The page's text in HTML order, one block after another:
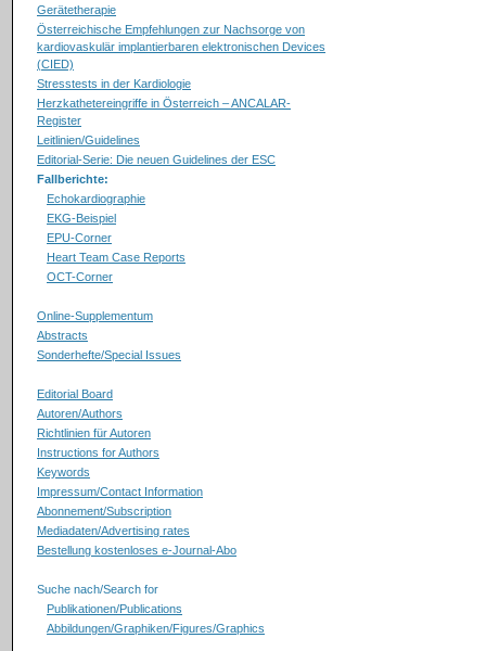
Gerätetherapie
Österreichische Empfehlungen zur Nachsorge von
kardiovaskulär implantierbaren elektronischen Devices
(CIED)
Stresstests in der Kardiologie
Herzkathetereingriffe in Österreich – ANCALAR-
Register
Leitlinien/Guidelines
Editorial-Serie: Die neuen Guidelines der ESC
Fallberichte:
Echokardiographie
EKG-Beispiel
EPU-Corner
Heart Team Case Reports
OCT-Corner
Online-Supplementum
Abstracts
Sonderhefte/Special Issues
Editorial Board
Autoren/Authors
Richtlinien für Autoren
Instructions for Authors
Keywords
Impressum/Contact Information
Abonnement/Subscription
Mediadaten/Advertising rates
Bestellung kostenloses e-Journal-Abo
Suche nach/Search for
Publikationen/Publications
Abbildungen/Graphiken/Figures/Graphics